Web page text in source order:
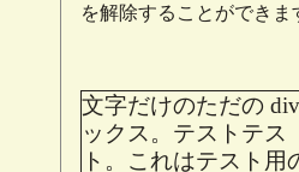
を解除することができま
文字だけのただの
ックス。テストテス
ト。これはテスト用